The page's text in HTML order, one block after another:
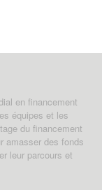
en financement
équipes et les
du financement
amasser des fonds
leur parcours et